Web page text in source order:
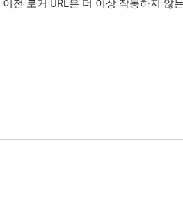
전 로거 URL은 더 이상 작동하지 않